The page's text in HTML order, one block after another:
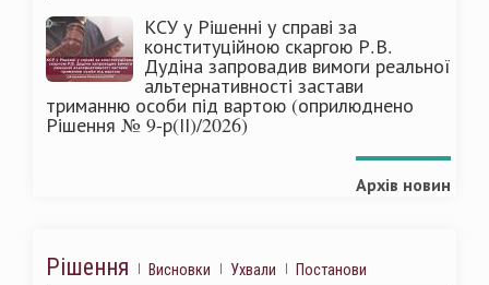
КСУ у Рішенні у справі за
конституційною скаргою Р.В.
Дудіна запровадив вимоги реальної
альтернативності застави
триманню особи під вартою (оприлюднено
Рішення № 9-р(ІІ)/2026)
Архів новин
Рішення Висновки Ухвали Постанови